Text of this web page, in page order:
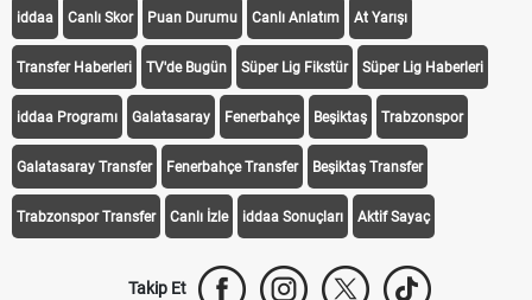
iddaa Canlı Skor Puan Durumu Canlı Anlatım At Yarışı
Transfer Haberleri TV'de Bugün Süper Lig Fikstür Süper Lig Haberleri
iddaa Programı Galatasaray Fenerbahçe Beşiktaş Trabzonspor
Galatasaray Transfer Fenerbahçe Transfer Beşiktaş Transfer
Trabzonspor Transfer Canlı İzle iddaa Sonuçları Aktif Sayaç
Takip Et